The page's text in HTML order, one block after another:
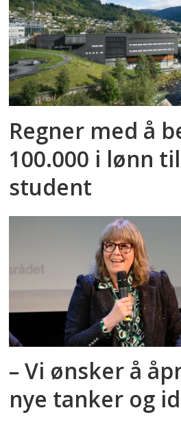
Regner med å
100.000 i lønn
student
– Vi ønsker å
nye tanker og